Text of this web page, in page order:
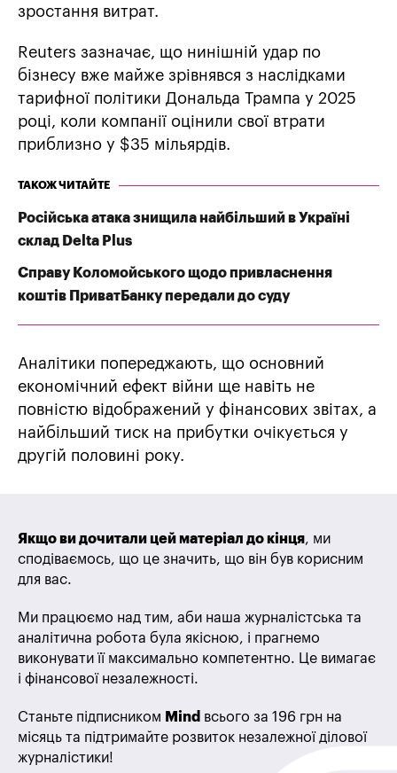
зростання витрат.
Reuters зазначає, що нинішній удар по
бізнесу вже майже зрівнявся з наслідками
тарифної політики Дональда Трампа у 2025
році, коли компанії оцінили свої втрати
приблизно у $35 мільярдів.
ТАКОЖ ЧИТАЙТЕ
Російська атака знищила найбільший в Україні
склад Delta Plus
Справу Коломойського щодо привласнення
коштів ПриватБанку передали до суду
Аналітики попереджають, що основний
економічний ефект війни ще навіть не
повністю відображений у фінансових звітах, а
найбільший тиск на прибутки очікується у
другій половині року.
Якщо ви дочитали цей матеріал до кінця, ми
сподіваємось, що це значить, що він був корисним
для вас.
Ми працюємо над тим, аби наша журналістська та
аналітична робота була якісною, і прагнемо
виконувати її максимально компетентно. Це вимагає
і фінансової незалежності.
Станьте підписником Mind всього за 196 грн на
місяць та підтримайте розвиток незалежної ділової
журналістики!